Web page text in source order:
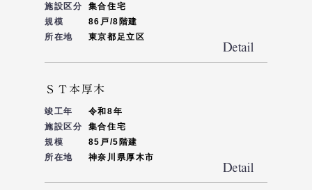
施設区分
集合住宅
規模
86戸/8階建
所在地
東京都足立区
ＳＴ本厚木
竣工年
令和8年
施設区分
集合住宅
規模
85戸/5階建
所在地
神奈川県厚木市